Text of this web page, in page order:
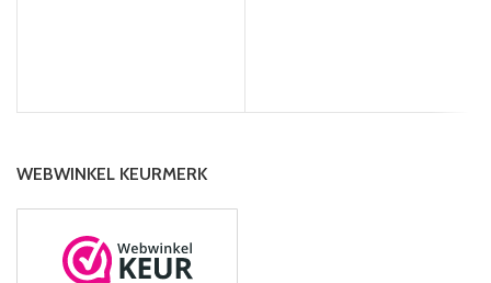
WEBWINKEL KEURMERK